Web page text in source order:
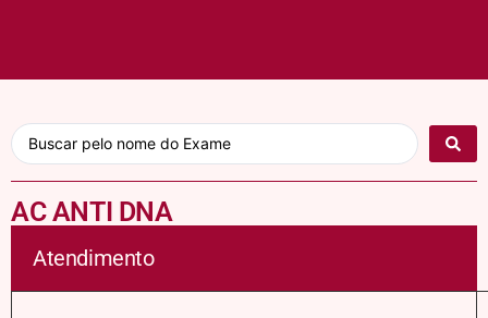
AC ANTI DNA
Atendimento